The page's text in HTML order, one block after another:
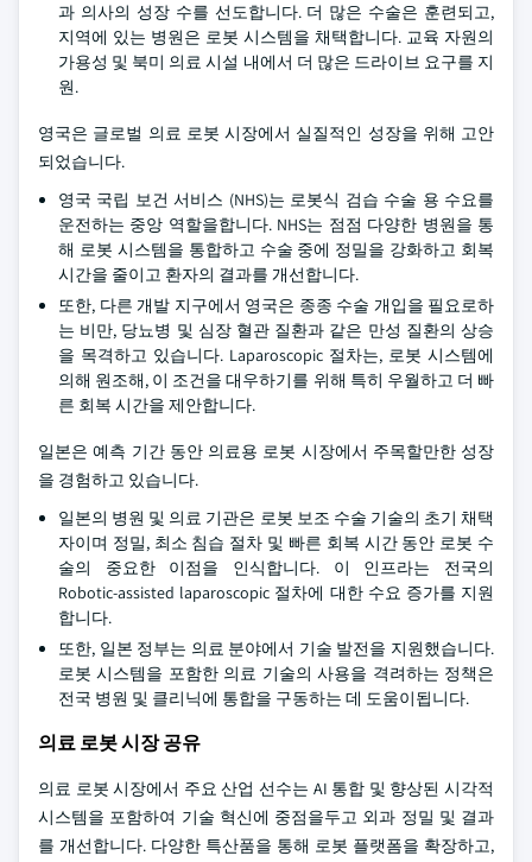
과 의사의 성장 수를 선도합니다. 더 많은 수술은 훈련되고,
지역에 있는 병원은 로봇 시스템을 채택합니다. 교육 자원의
가용성 및 북미 의료 시설 내에서 더 많은 드라이브 요구를 지
원.
영국은 글로벌 의료 로봇 시장에서 실질적인 성장을 위해 고안
되었습니다.
영국 국립 보건 서비스 (NHS)는 로봇식 검습 수술 용 수요를
운전하는 중앙 역할을합니다. NHS는 점점 다양한 병원을 통
해 로봇 시스템을 통합하고 수술 중에 정밀을 강화하고 회복
시간을 줄이고 환자의 결과를 개선합니다.
또한, 다른 개발 지구에서 영국은 종종 수술 개입을 필요로하
는 비만, 당뇨병 및 심장 혈관 질환과 같은 만성 질환의 상승
을 목격하고 있습니다. Laparoscopic 절차는, 로봇 시스템에
의해 원조해, 이 조건을 대우하기를 위해 특히 우월하고 더 빠
른 회복 시간을 제안합니다.
일본은 예측 기간 동안 의료용 로봇 시장에서 주목할만한 성장
을 경험하고 있습니다.
일본의 병원 및 의료 기관은 로봇 보조 수술 기술의 초기 채택
자이며 정밀, 최소 침습 절차 및 빠른 회복 시간 동안 로봇 수
술의 중요한 이점을 인식합니다. 이 인프라는 전국의
Robotic-assisted laparoscopic 절차에 대한 수요 증가를 지원
합니다.
또한, 일본 정부는 의료 분야에서 기술 발전을 지원했습니다.
로봇 시스템을 포함한 의료 기술의 사용을 격려하는 정책은
전국 병원 및 클리닉에 통합을 구동하는 데 도움이됩니다.
의료 로봇 시장 공유
의료 로봇 시장에서 주요 산업 선수는 AI 통합 및 향상된 시각적
시스템을 포함하여 기술 혁신에 중점을두고 외과 정밀 및 결과
를 개선합니다. 다양한 특산품을 통해 로봇 플랫폼을 확장하고,